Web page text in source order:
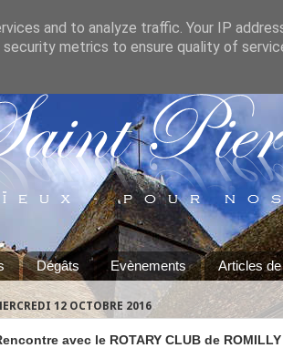
Dégâts Evènements Articles
12 OCTOBRE 2016
avec le ROTARY CLUB de
and to analyze traffic. Your IP
metrics to ensure quality of